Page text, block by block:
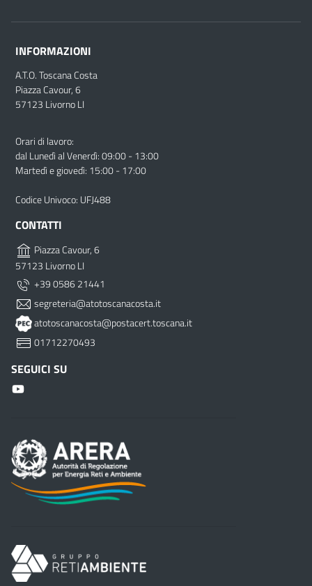
INFORMAZIONI
A.T.O. Toscana Costa
Piazza Cavour, 6
57123 Livorno LI
Orari di lavoro:
dal Lunedì al Venerdì: 09:00 - 13:00
Martedì e giovedì: 15:00 - 17:00
Codice Univoco: UFJ488
CONTATTI
Piazza Cavour, 6
57123 Livorno LI
+39 0586 21441
segreteria@atotoscanacosta.it
atotoscanacosta@postacert.toscana.it
01712270493
SEGUICI SU